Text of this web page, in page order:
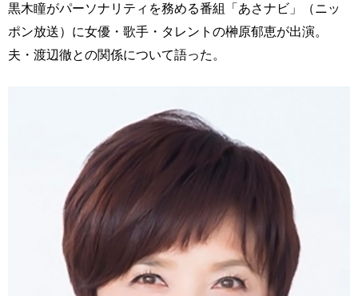
黒木瞳がパーソナリティを務める番組「あさナビ」（ニッ
ポン放送）に女優・歌手・タレントの榊原郁恵が出演。
夫・渡辺徹との関係について語った。